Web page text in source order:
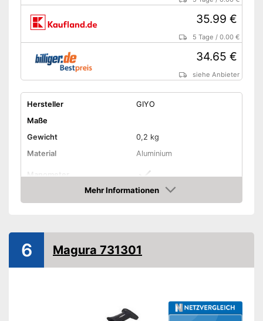
35.99 €
5 Tage /0.00 €
34.65 €
siehe Anbieter
Hersteller
GIYO
Maße
Gewicht
0,2 kg
Material
Aluminium
Manometer
21 bar
Handluftpumpe
Schlauch inklusive
Ist mit einem Schlauch
Mehr Informationen
Amazon
6 Magura 731301